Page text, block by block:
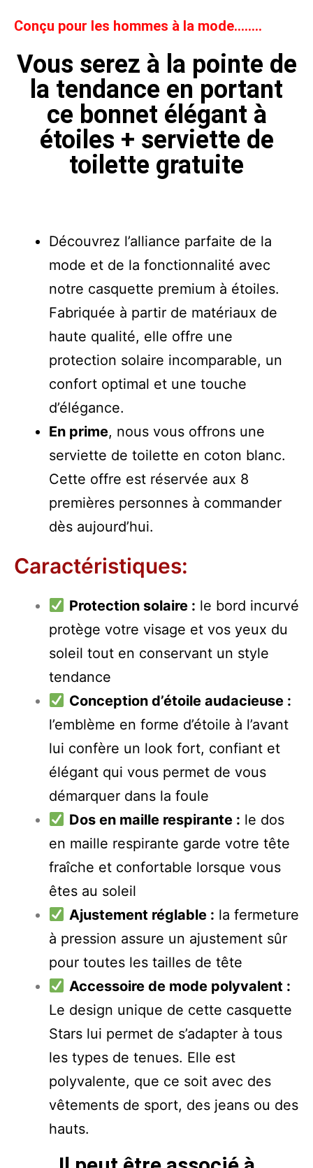
Conçu pour les hommes à la mode……..
Vous serez à la pointe de
la tendance en portant
ce bonnet élégant à
étoiles + serviette de
toilette gratuite
Découvrez l’alliance parfaite de la
mode et de la fonctionnalité avec
notre casquette premium à étoiles.
Fabriquée à partir de matériaux de
haute qualité, elle offre une
protection solaire incomparable, un
confort optimal et une touche
d’élégance.
En prime, nous vous offrons une
serviette de toilette en coton blanc.
Cette offre est réservée aux 8
premières personnes à commander
dès aujourd’hui.
Caractéristiques:
Protection solaire : le bord incurvé
protège votre visage et vos yeux du
soleil tout en conservant un style
tendance
Conception d’étoile audacieuse :
l’emblème en forme d’étoile à l’avant
lui confère un look fort, confiant et
élégant qui vous permet de vous
démarquer dans la foule
Dos en maille respirante : le dos
en maille respirante garde votre tête
fraîche et confortable lorsque vous
êtes au soleil
Ajustement réglable : la fermeture
à pression assure un ajustement sûr
pour toutes les tailles de tête
Accessoire de mode polyvalent :
Le design unique de cette casquette
Stars lui permet de s’adapter à tous
les types de tenues. Elle est
polyvalente, que ce soit avec des
vêtements de sport, des jeans ou des
hauts.